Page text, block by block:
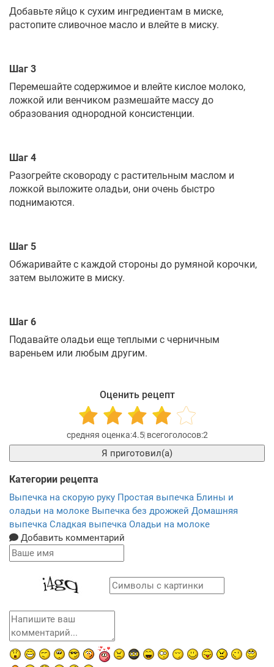
Добавьте яйцо к сухим ингредиентам в миске,
растопите сливочное масло и влейте в миску.
Шаг 3
Перемешайте содержимое и влейте кислое молоко,
ложкой или венчиком размешайте массу до
образования однородной консистенции.
Шаг 4
Разогрейте сковороду с растительным маслом и
ложкой выложите оладьи, они очень быстро
поднимаются.
Шаг 5
Обжаривайте с каждой стороны до румяной корочки,
затем выложите в миску.
Шаг 6
Подавайте оладьи еще теплыми с черничным
вареньем или любым другим.
Оценить рецепт
4.5 2
Я приготовил(а)
Категории рецепта
Выпечка на скорую руку Простая выпечка Блины и
оладьи на молоке Выпечка без дрожжей Домашняя
выпечка Сладкая выпечка Оладьи на молоке
Добавить комментарий